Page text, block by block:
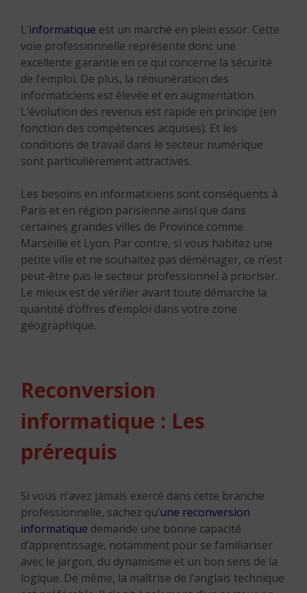
L’informatique est un marché en plein essor. Cette
voie professionnelle représente donc une
excellente garantie en ce qui concerne la sécurité
de l’emploi. De plus, la rémunération des
informaticiens est élevée et en augmentation.
L’évolution des revenus est rapide en principe (en
fonction des compétences acquises). Et les
conditions de travail dans le secteur numérique
sont particulièrement attractives.
Les besoins en informaticiens sont conséquents à
Paris et en région parisienne ainsi que dans
certaines grandes villes de Province comme
Marseille et Lyon. Par contre, si vous habitez une
petite ville et ne souhaitez pas déménager, ce n’est
peut-être pas le secteur professionnel à prioriser.
Le mieux est de vérifier avant toute démarche la
quantité d’offres d’emploi dans votre zone
géographique.
Reconversion
informatique : Les
prérequis
Si vous n’avez jamais exercé dans cette branche
professionnelle, sachez qu’une reconversion
informatique demande une bonne capacité
d’apprentissage, notamment pour se familiariser
avec le jargon, du dynamisme et un bon sens de la
logique. De même, la maîtrise de l’anglais technique